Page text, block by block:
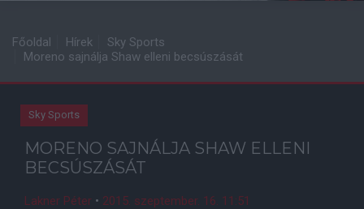
Főoldal Hírek
Sky Sports
Moreno sajnálja Shaw elleni becsúszását
Sky Sports
MORENO SAJNÁLJA SHAW ELLENI
BECSÚSZÁSÁT
Lakner Péter • 2015. szeptember. 16. 11:51